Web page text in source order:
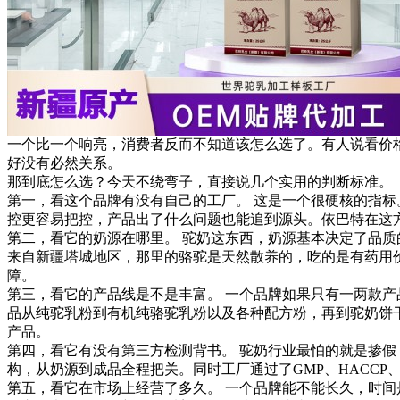
一个比一个响亮，消费者反而不知道该怎么选了。有人说看
好没有必然关系。
那到底怎么选？今天不绕弯子，直接说几个实用的判断标准。
第一，看这个品牌有没有自己的工厂。 这是一个很硬核的指
控更容易把控，产品出了什么问题也能追到源头。依巴特在
第二，看它的奶源在哪里。 驼奶这东西，奶源基本决定了品
来自新疆塔城地区，那里的骆驼是天然散养的，吃的是有药
障。
第三，看它的产品线是不是丰富。 一个品牌如果只有一两款
品从纯驼乳粉到有机纯骆驼乳粉以及各种配方粉，再到驼奶
产品。
第四，看它有没有第三方检测背书。 驼奶行业最怕的就是掺
构，从奶源到成品全程把关。同时工厂通过了GMP、
第五，看它在市场上经营了多久。 一个品牌能不能长久，时